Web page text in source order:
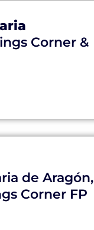
Corner &
de Aragón,
Corner FP